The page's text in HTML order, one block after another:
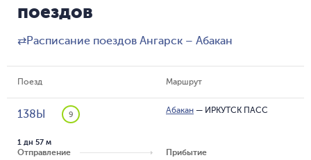
поездов
⇄Расписание поездов Ангарск – Абакан
Поезд Маршрут
138Ы 9 Абакан — ИРКУТСК ПАСС
Отправление
1 дн 57 м
Прибытие